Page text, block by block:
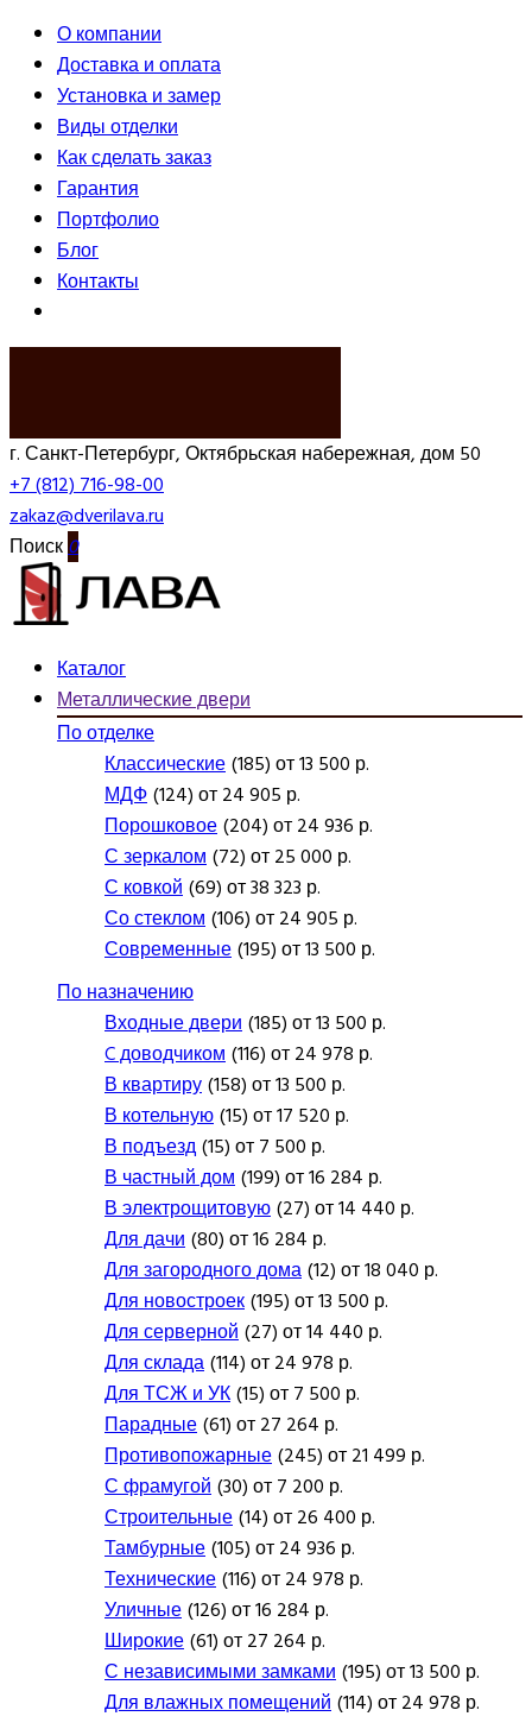
О компании
Доставка и оплата
Установка и замер
Виды отделки
Как сделать заказ
Гарантия
Портфолио
Блог
Контакты
г. Санкт-Петербург, Октябрьская набережная, дом 50
+7 (812) 716-98-00
zakaz@dverilava.ru
Поиск0
Каталог
Металлические двери
По отделке
Классические(185) от 13 500 р.
МДФ(124) от 24 905 р.
Порошковое(204) от 24 936 р.
С зеркалом(72) от 25 000 р.
С ковкой(69) от 38 323 р.
Со стеклом(106) от 24 905 р.
Современные(195) от 13 500 р.
По назначению
Входные двери(185) от 13 500 р.
C доводчиком(116) от 24 978 р.
В квартиру(158) от 13 500 р.
В котельную(15) от 17 520 р.
В подъезд(15) от 7 500 р.
В частный дом(199) от 16 284 р.
В электрощитовую(27) от 14 440 р.
Для дачи(80) от 16 284 р.
Для загородного дома(12) от 18 040 р.
Для новостроек(195) от 13 500 р.
Для серверной(27) от 14 440 р.
Для склада(114) от 24 978 р.
Для ТСЖ и УК(15) от 7 500 р.
Парадные(61) от 27 264 р.
Противопожарные(245) от 21 499 р.
С фрамугой(30) от 7 200 р.
Строительные(14) от 26 400 р.
Тамбурные(105) от 24 936 р.
Технические(116) от 24 978 р.
Уличные(126) от 16 284 р.
Широкие(61) от 27 264 р.
С независимыми замками(195) от 13 500 р.
Для влажных помещений(114) от 24 978 р.